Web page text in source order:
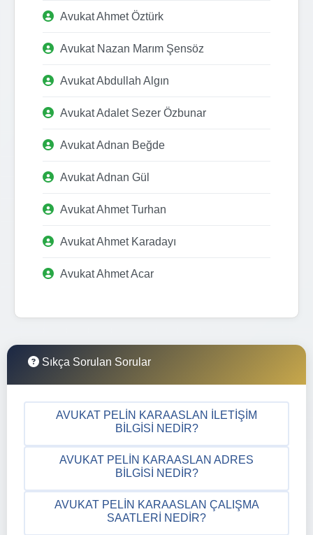
Avukat Ahmet Öztürk
Avukat Nazan Marım Şensöz
Avukat Abdullah Algın
Avukat Adalet Sezer Özbunar
Avukat Adnan Beğde
Avukat Adnan Gül
Avukat Ahmet Turhan
Avukat Ahmet Karadayı
Avukat Ahmet Acar
Sıkça Sorulan Sorular
AVUKAT PELIN KARAASLAN İLETIŞIM
BILGISI NEDIR?
AVUKAT PELIN KARAASLAN ADRES
BILGISI NEDIR?
AVUKAT PELIN KARAASLAN ÇALIŞMA
SAATLERI NEDIR?